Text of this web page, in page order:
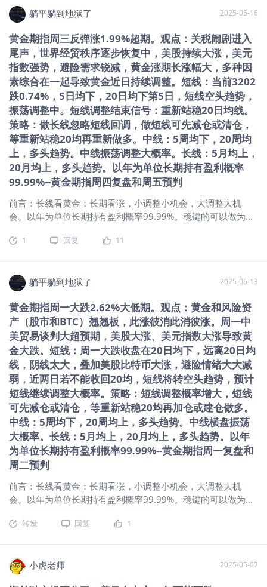
左右。（日线调整中：SKDJ低位金叉特别是
需求：一是全球央行购金需求维持高位，为金价提供长期支
撑。二是越来越多投资者资产配置一部分黄金不断增加投资市
场需求；消费升级和结婚刚需等扩大黄金需求。 3、通胀预期：
当前通胀压力仍在。长期来看温和通胀是趋势，为黄金提供长
期上涨支撑 4、美元指数：2025年5月12日以来持续调整，当
前20日均下，空头趋势。 5、地缘政治：目前南亚、俄乌、中
东等地区整体相对平稳，但个别地区不定时有升温。 6、6月
份到期6.5万亿美债悬而难解。 二、技术面： 1、均线 超短：5
日均上 ，超短多头趋势。 短期：20日均上（5月23日首次站
稳），20均走平，短期多头趋势。 中期：5周均上，20周均
上，20周均向上，中期多头趋势。 长期：5月均上，20月均
上，长期多头趋势。25年5月涨跌幅：+0.42%。2024年涨跌
幅：27.39%（东财数据） 2、macd：日线金叉第4日、周线金
叉第18周、月线2023年3月以来持续金叉。（经验：日线金
叉，20均上，20均走平或向上大概率会迎来一波上涨。经验：
周线金叉行情往往更持久） 3、神奇9转（日线低9作用大）：
日线：无，周线：无，月线：无。 4、SKDJ指标：日K值84左
右，周线死叉K值68左右。（日线调整中：SKDJ低位金叉特别
断短线见底
躺平躺到地狱了 2025-05-16
黄金期指周三反弹涨1.99%超期。观点：关税闹剧进入
尾声，世界经贸秩序逐步恢复中，美股持续大涨，美元
指数强势，避险需求锐减，黄金涨期长涨幅大，多种因
素综合在一起导致黄金近日持续调整。短线：当前3202
跌0.74%，5日均下，20日均下第5日，短线空头趋势，
振荡调整中。短线调整结束信号：重新站稳20日均线。
策略：做长线忽略短线回调，做短线可先减仓或清仓，
等重新站稳20均再重新做多。中线：5周均下，20周均
上，多头趋势。中线振荡调整大概率。长线：5月均上，
20月均上，多头趋势。以年为单位长期持有盈利概率
99.99%--黄金期指周四复盘和周五预判
前言：长线看黄金：长期看涨，小调整小机会，大调整大机
会。以年为单位长期持有盈利概率99.99%。稳键的可以做为资
月最低1618.3元-4月22日3509.9元） 躺观黄金（纽约黄金期
贸会谈达成共识为标志，关税闹剧进入尾声，美股持续大涨，
美元指数强势，避险需求锐减。 2、市场需求：全球央行购金需
求维持高位，为金价提供长期支撑。 3、通胀预期：通胀压力仍
在，近日经济数据持续回暖。 4、美元指数：2025年4月21日
见底后横盘振荡，近期走强并有加速迹象。 5、地缘政治：南亚
局势恢复和平。 6、6月份到期6.5万亿美债悬而难解。 二、
技术面： 1、均线 超短：5日均下，超短空头趋势。 短期：20
日均下（第5天+），20均向下，短期空头趋势。 中期：5周均
下，20周均上，20周均向上，中期多头趋势。 长期：5月均
上，20月均上，长期多头趋势。25年4月涨跌幅：+4.49%。
2024年涨跌幅：27.39%（东财数据） 2、macd：日线死叉第
13日、周线金叉第15周、月线2023年3月以来持续金叉。（经
验：日线金叉，20均上，20均走平或向上大概率会迎来一波上
涨。经验：周线金叉行情往往更持久） 3、神奇9转（日线低9
作用大）：日线：低6，周线：高9+1，月线：高9+2。 4、
中：SKDJ低位金叉特别是低位金叉底背离是判断短线见底的重
要信号）（牛市中：周SKDJ高位横盘钝化是常态。周线、月级
调整中：低位金叉在判断短线见底上有重要参考价值） 5、周
期：起始于22年11月最低1618.3元的大牛市至今历时2年7个月
1 回复 11
躺平躺到地狱了 2025-05-13
黄金期指周一大跌2.62%大低期。观点：黄金和风险资
产（股市和BTC）翘翘板，此涨彼消此消彼涨。周一中
美贸易谈判大超预期，美股大涨、美元指数大涨导致黄
金大跌。短线：周一大跌收盘在20日均下，远离20日均
线，阴线太大，叠加美股比特币大涨，避险情绪大大减
弱，近两日若不能收回20均，短线将转空头趋势，预计
短线继续调整大概率。策略：短线调整概率增大，短线
可先减仓或清仓，等重新站稳20均再加仓或建仓做多。
中线：5周均下，20周均上，多头趋势。中线横盘振荡
大概率。长线：5月均上，20月均上，多头趋势。以年
为单位长期持有盈利概率99.99%--黄金期指周一复盘和
周二预判
前言：长线看黄金：长期看涨，小调整小机会，大调整大机
会。以年为单位长期持有盈利概率99.99%。稳键的可以做为资
月最低1618.3元-4月22日3509.9元） 躺观黄金（纽约黄金期
弹，中美达成框架协议， （二）推动黄金上涨因素大幅减弱：
1、贸易战：中美达成框架协议对黄金属重大利空。 2、市场需
转发 回复 1
小虎老师 2025-05-07